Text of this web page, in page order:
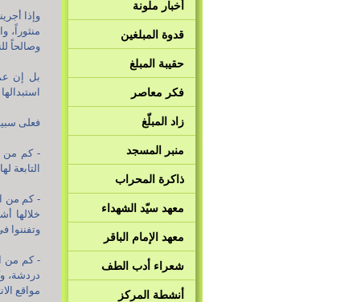
أخبار ملونة
قدوة المبلغين
حقيبة المبلغ
فكر معاصر
زاد المبلّغ
منبر المسجد
ذاكرة المحراب
معهد سيّد الشهداء
معهد الإمام الباقر
شعراء أدب الطف
أنشطة المركز
وإذا
منثوراً،
وصالحاً
بل إن
فعلى
- كم من
التابعة
- كم من
خلالها
وتفننوا
- كم من
دردشة،
مواقع